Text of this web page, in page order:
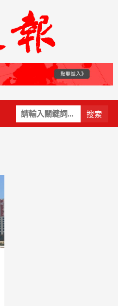
關
鍵
Primary
Menu